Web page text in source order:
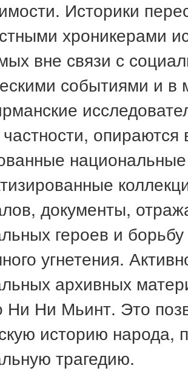
Историки
хроникерами
вне связи с
событиями и в
опираются
документы,
героев и
угнетения.
архивных
Ни Ни Мьинт. Это
историю народа,
трагедию.